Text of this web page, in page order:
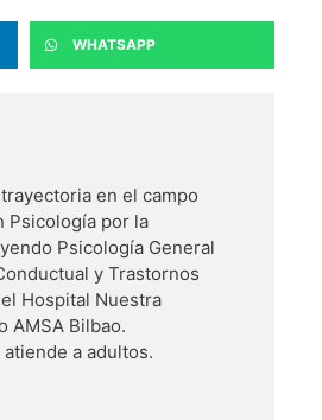
WHATSAPP
en el campo
Psicología por la
Psicología General
y Trastornos
Hospital Nuestra
AMSA Bilbao.
a adultos.